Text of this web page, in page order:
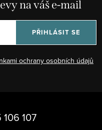
na váš e-mail
ochrany osobních údajů
PŘIHLÁSIT SE
107